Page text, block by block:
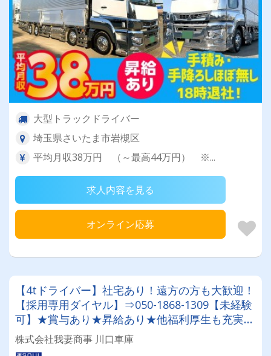
大型トラックドライバー
埼玉県さいたま市岩槻区
平均月収38万円 （～最高44万円） ※...
求人内容を見る
オンライン応募
【4tドライバー】社宅あり！遠方の方も大歓迎！
【採用専用ダイヤル】⇒050-1868-1309【未経験
可】★賞与あり★昇給あり★他福利厚生も充実
★★快適な専属車★毎年増車の成長企業★◎あな
たに合ったお仕事がここにあります◎
株式会社我妻商事 川口車庫